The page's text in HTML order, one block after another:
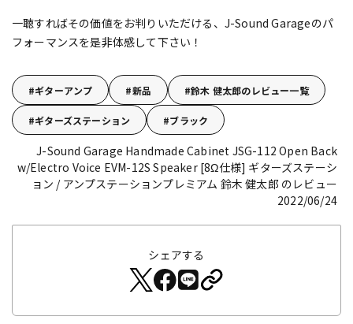
一聴すればその価値をお判りいただける、J-Sound Garageのパ
フォーマンスを是非体感して下さい！
ギターアンプ 新品 鈴木 健太郎のレビュー一覧
ギターズステーション ブラック
J-Sound Garage Handmade Cabinet JSG-112 Open Back
w/Electro Voice EVM-12S Speaker [8Ω仕様] ギターズステーシ
ョン / アンプステーションプレミアム 鈴木 健太郎 のレビュー
2022/06/24
シェアする